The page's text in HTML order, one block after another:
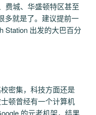
费城、华盛顿特区甚至
多就是了。建议提前一
Station 出发的大巴百分
密集，科技方面还是
顿曾经有一个计算机
的元老机架，结果